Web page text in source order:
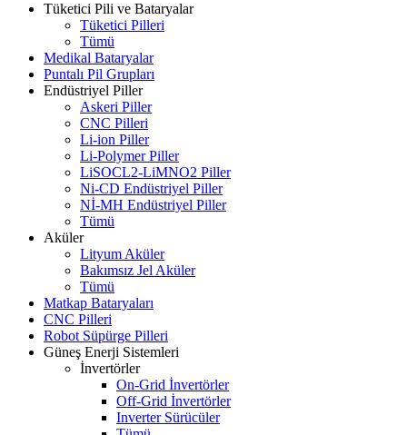
Tüketici Pili ve Bataryalar
Tüketici Pilleri
Tümü
Medikal Bataryalar
Puntalı Pil Grupları
Endüstriyel Piller
Askeri Piller
CNC Pilleri
Li-ion Piller
Li-Polymer Piller
LiSOCL2-LiMNO2 Piller
Ni-CD Endüstriyel Piller
Nİ-MH Endüstriyel Piller
Tümü
Aküler
Lityum Aküler
Bakımsız Jel Aküler
Tümü
Matkap Bataryaları
CNC Pilleri
Robot Süpürge Pilleri
Güneş Enerji Sistemleri
İnvertörler
On-Grid İnvertörler
Off-Grid İnvertörler
Inverter Sürücüler